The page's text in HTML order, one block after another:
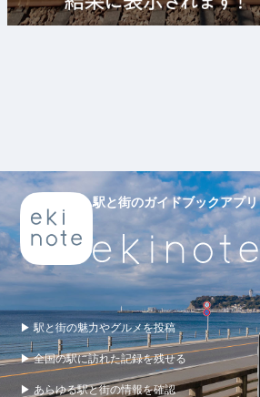
駅と街のガイドブックアプリ
▶ 駅と街の魅力やグルメを投稿
▶ 全国の駅に訪れた記録を残せる
▶ あらゆる駅と街の情報を確認